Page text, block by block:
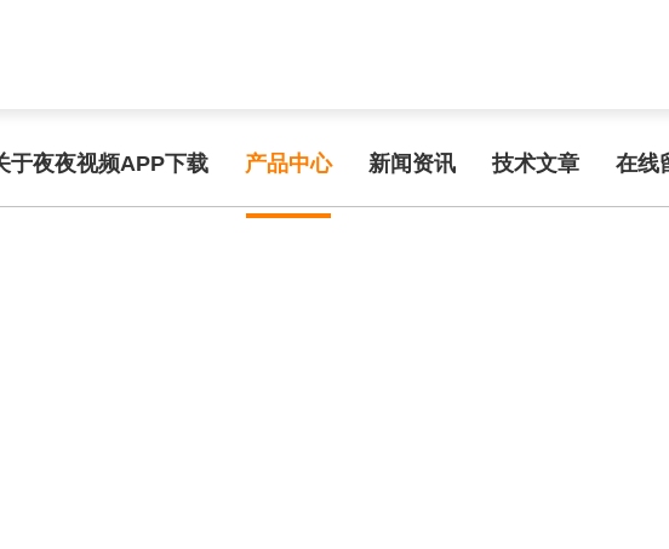
/www/wwwroot/
于夜夜视频APP下载 产品中心 新闻资讯 技术文章 在线